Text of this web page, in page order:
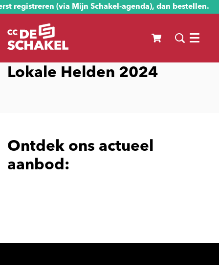
registreren (via Mijn Schakel-agenda), dan bestellen.
Menu
Lokale Helden 2024
Ontdek ons actueel
aanbod: